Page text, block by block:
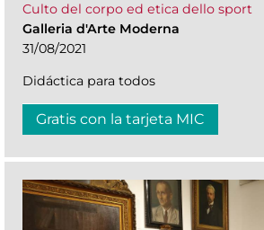
Culto del corpo ed etica dello sport
Galleria d'Arte Moderna
31/08/2021
Didáctica para todos
Gratis con la tarjeta MIC